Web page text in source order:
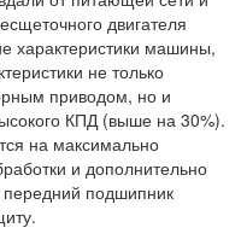
двигателя
характеристики машины,
не только
приводом, но и
КПД (выше на 30%).
на максимально
и дополнительно
подшипник